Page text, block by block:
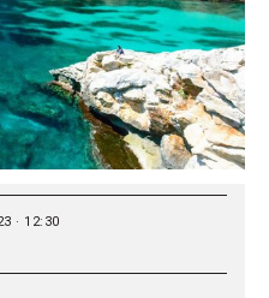
· 12:30